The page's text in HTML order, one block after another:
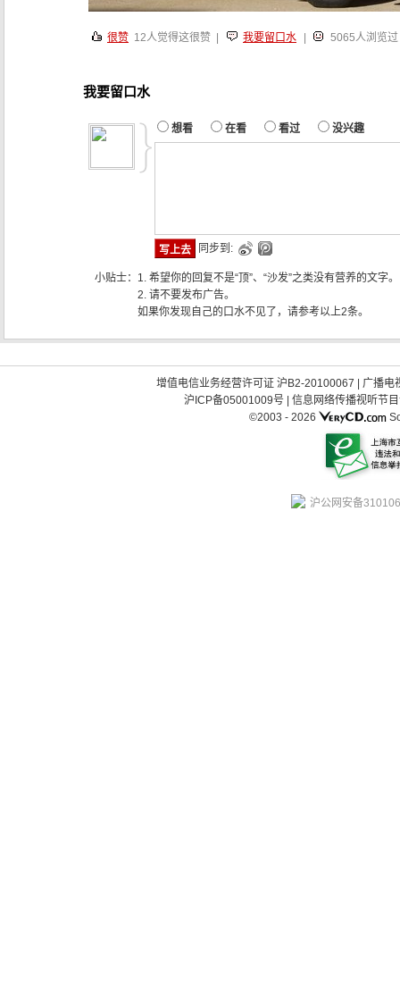
很赞 12人觉得这很赞 | 我要留口水 5065人浏览过
我要留口水
想看 在看 看过 没兴趣
同步到:
小贴士： 1. 希望你的回复不是“顶”、“沙发”之类没有营养的文字。
2. 请不要发布广告。
如果你发现自己的口水不见了，请参考以上2条。
增值电信业务经营许可证 沪B2-20100067 | 广播电
沪ICP备05001009号| 信息网络传播视听节
©2003 - 2026
沪公网安备